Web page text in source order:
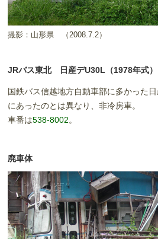
撮影：山形県 （2008.7.2）
JRバス東北 日産デU30L（1978年式）
国鉄バス信越地方自動車部に多かった
にあったのとは異なり、非冷房車。
車番は538-8002。
廃車体